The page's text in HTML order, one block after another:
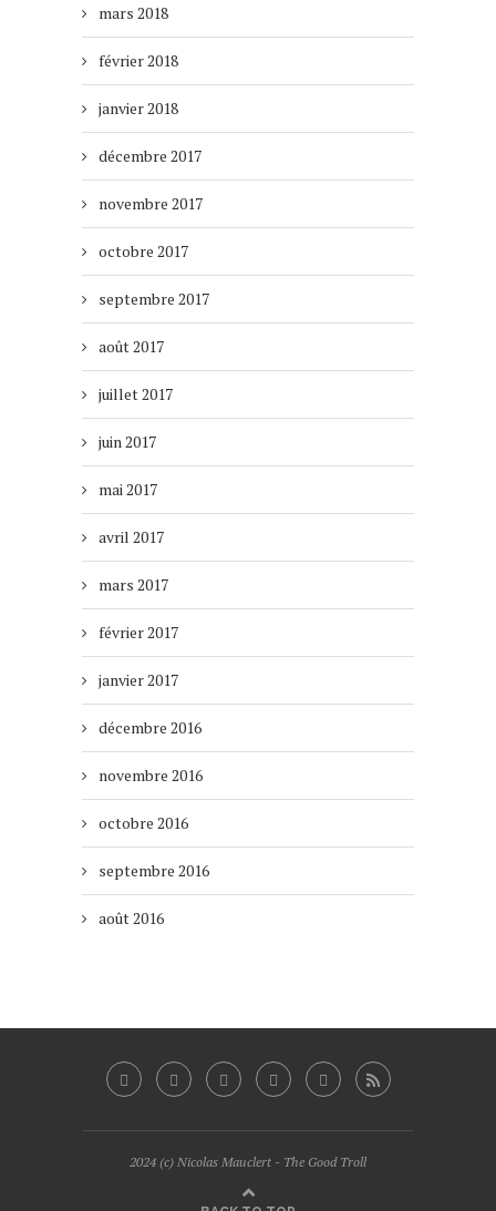
mars 2018
février 2018
janvier 2018
décembre 2017
novembre 2017
octobre 2017
septembre 2017
août 2017
juillet 2017
juin 2017
mai 2017
avril 2017
mars 2017
février 2017
janvier 2017
décembre 2016
novembre 2016
octobre 2016
septembre 2016
août 2016
2024 (c) Nicolas Mauclert - The Good Troll